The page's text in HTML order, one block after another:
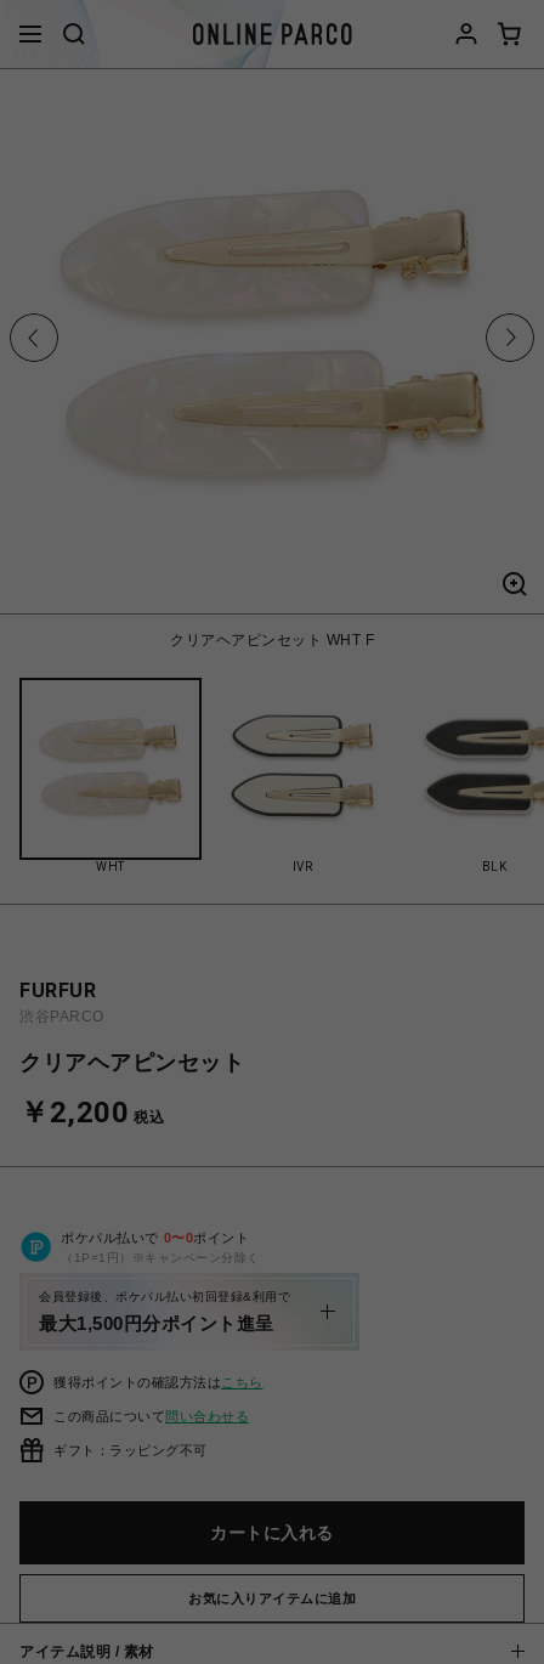
クリアヘアピンセット WHT F
WHT IVR BLK
FURFUR
渋谷PARCO
クリアヘアピンセット
￥2,200 税込
ポケパル払いで 0〜0ポイント
（1P=1円）※キャンペーン分除く
会員登録後、ポケパル払い初回登録&利用で
最大1,500円分ポイント進呈
獲得ポイントの確認方法は こちら
この商品について問い合わせる
ギフト：ラッピング不可
カートに入れる
お気に入りアイテムに追加
アイテム説明 / 素材